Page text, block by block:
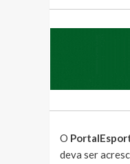
O
deva ser